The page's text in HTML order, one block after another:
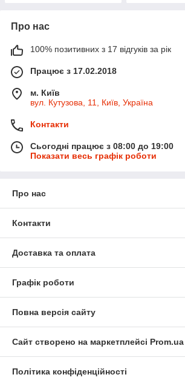
Про нас
100% позитивних з 17 відгуків за рік
Працює з 17.02.2018
м. Київ
вул. Кутузова, 11, Київ, Україна
Контакти
Сьогодні працює з 08:00 до 19:00
Показати весь графік роботи
Про нас
Контакти
Доставка та оплата
Графік роботи
Повна версія сайту
Сайт створено на маркетплейсі Prom.ua
Політика конфіденційності